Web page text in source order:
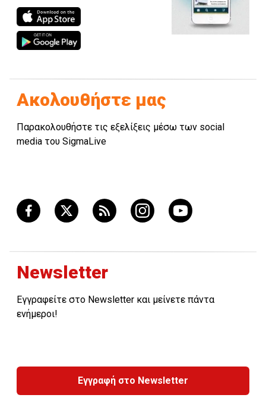
Ακολουθήστε μας
Παρακολουθήστε τις εξελίξεις μέσω των social
media του SigmaLive
Newsletter
Εγγραφείτε στο Newsletter και μείνετε πάντα
ενήμεροι!
Εγγραφή στο Newsletter